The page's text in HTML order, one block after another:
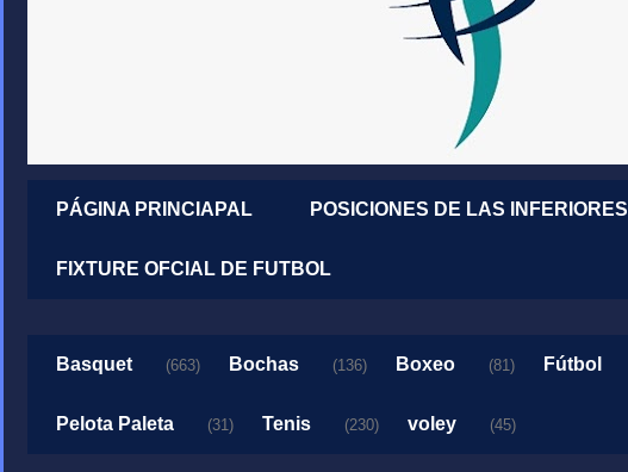
PÁGINA PRINCIAPAL POSICIONES DE LAS INFERIORES
FIXTURE OFCIAL DE FUTBOL
Basquet (663) Bochas (136) Boxeo (81) Fútbol
Pelota Paleta (31) Tenis (230) voley (45)